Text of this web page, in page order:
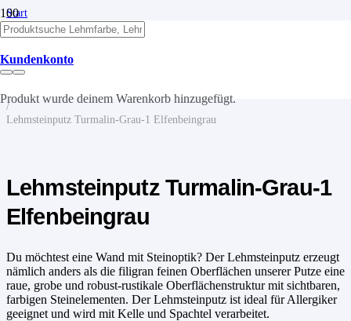
Kundenkonto
Produkt wurde deinem Warenkorb hinzugefügt.
Start
/
Lehm
/
Lehmputze
Lehmsteinputz
/
Lehmsteinputz Turmalin-Grau-1 Elfenbeingrau
Lehmsteinputz Turmalin-Grau-1
Elfenbeingrau
Du möchtest eine Wand mit Steinoptik? Der Lehmsteinputz erzeugt
nämlich anders als die filigran feinen Oberflächen unserer Putze eine
raue, grobe und robust-rustikale Oberflächenstruktur mit sichtbaren,
farbigen Steinelementen. Der Lehmsteinputz ist ideal für Allergiker
geeignet und wird mit Kelle und Spachtel verarbeitet.